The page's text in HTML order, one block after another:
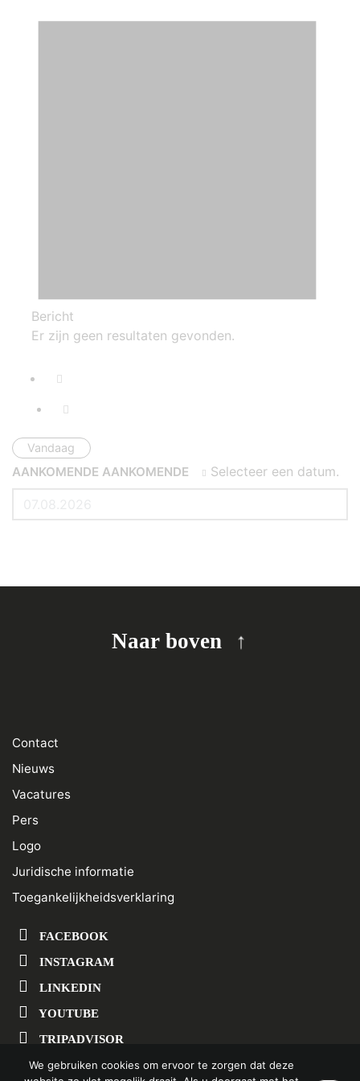
Bericht
Er zijn geen resultaten gevonden.
Vandaag
AANKOMENDE AANKOMENDE Selecteer een datum.
Naar boven
Contact
Nieuws
Vacatures
Pers
Logo
Juridische informatie
Toegankelijkheidsverklaring
FACEBOOK
INSTAGRAM
LINKEDIN
YOUTUBE
TRIPADVISOR
We gebruiken cookies om ervoor te zorgen dat deze